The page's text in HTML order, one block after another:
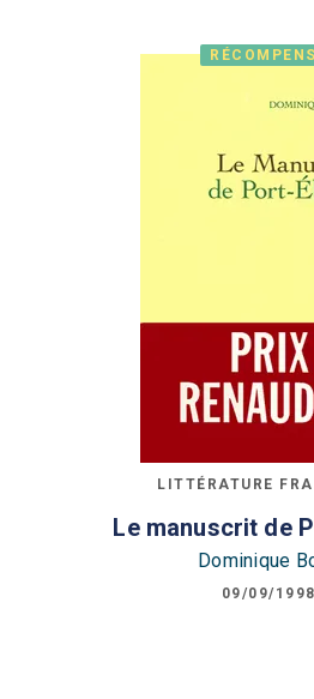
LITTÉRATURE
Le manuscrit de
Dominique
09/09/1998